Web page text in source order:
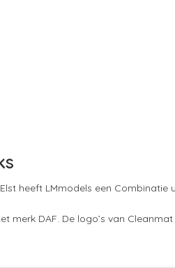
heeft LMmodels een
merk DAF. De logo’s van